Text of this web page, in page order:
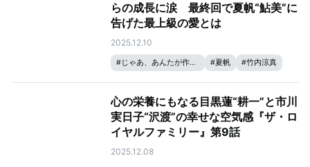
らの成長に涙 最終回で夏帆“鮎美”に
告げた最上級の愛とは
2025.12.10
#じゃあ、あんたが作ってみろよ #夏帆 #竹内涼真
心の栄養にもなる目黒蓮“耕一”と市川
実日子“沢渡”の幸せな空気感『ザ・ロ
イヤルファミリー』第9話
2025.12.08